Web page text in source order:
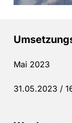
Mai 2023
31.05.2023 /